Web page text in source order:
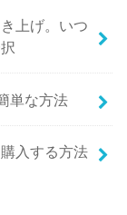
上げ。いつ
単な方法
入する方法